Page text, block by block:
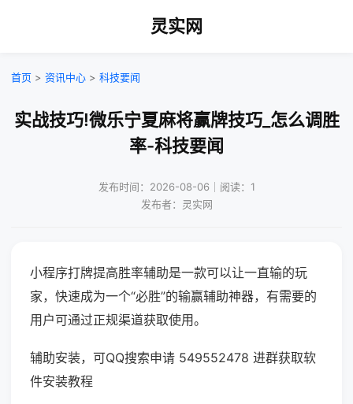
灵实网
首页 > 资讯中心 > 科技要闻
实战技巧!微乐宁夏麻将赢牌技巧_怎么调胜
率-科技要闻
发布时间：2026-08-06｜阅读：1
发布者：灵实网
小程序打牌提高胜率辅助是一款可以让一直输的玩
家，快速成为一个“必胜”的输赢辅助神器，有需要的
用户可通过正规渠道获取使用。
辅助安装，可QQ搜索申请 549552478 进群获取软
件安装教程